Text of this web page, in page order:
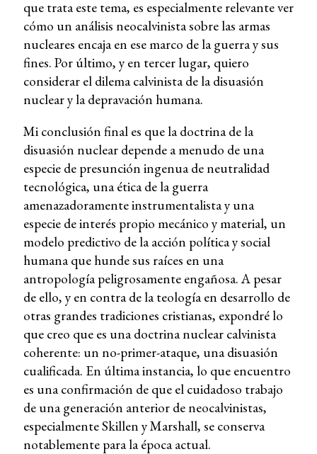
que trata este tema, es especialmente relevante ver
cómo un análisis neocalvinista sobre las armas
nucleares encaja en ese marco de la guerra y sus
fines. Por último, y en tercer lugar, quiero
considerar el dilema calvinista de la disuasión
nuclear y la depravación humana.
Mi conclusión final es que la doctrina de la
disuasión nuclear depende a menudo de una
especie de presunción ingenua de neutralidad
tecnológica, una ética de la guerra
amenazadoramente instrumentalista y una
especie de interés propio mecánico y material, un
modelo predictivo de la acción política y social
humana que hunde sus raíces en una
antropología peligrosamente engañosa. A pesar
de ello, y en contra de la teología en desarrollo de
otras grandes tradiciones cristianas, expondré lo
que creo que es una doctrina nuclear calvinista
coherente: un no-primer-ataque, una disuasión
cualificada. En última instancia, lo que encuentro
es una confirmación de que el cuidadoso trabajo
de una generación anterior de neocalvinistas,
especialmente Skillen y Marshall, se conserva
notablemente para la época actual.